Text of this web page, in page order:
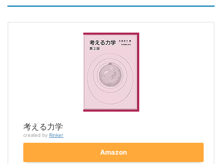
考える力学
created by Rinker
Amazon